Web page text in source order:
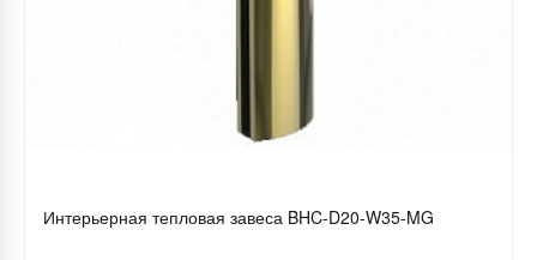
Интерьерная тепловая завеса BHC-D20-W35-MG